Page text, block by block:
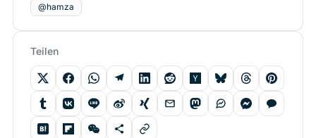
@hamza
Teilen